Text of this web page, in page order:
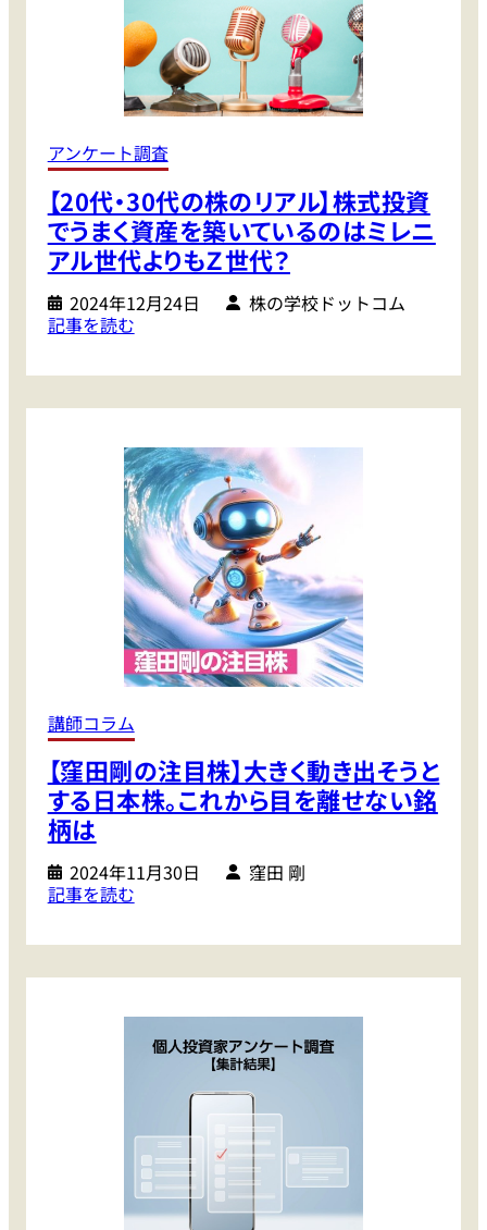
0
2
5
年
相
場
に
期
待
の
銘
柄
2
0
2
4
年
相
場
は
素
晴
ら
し
い
わ
り
。
来
る
年
に
期
待
し
た
い
柄
は
…
アンケート調査
【20代・30代の株のリアル】株式投資
でうまく資産を築いているのはミレニ
アル世代よりもＺ世代？
2024年12月24日
株の学校ドットコム
記事を読む:
2
0
・
3
0
代
の
株
の
リ
ア
ル
株
式
投
資
う
ま
資
産
る
の
は
ミ
講師コラム
【窪田剛の注目株】大きく動き出そうと
する日本株。これから目を離せない銘
柄は
2024年11月30日
窪田 剛
記事を読む:
窪
田
の
大
き
く